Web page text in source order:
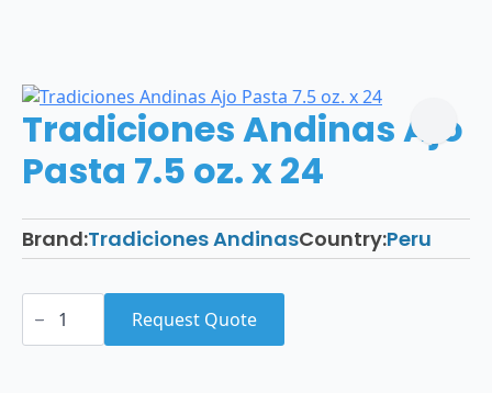
Tradiciones Andinas Ajo
Pasta 7.5 oz. x 24
Brand:Tradiciones AndinasCountry:Peru
Tradiciones
Andinas
Pasta
Request Quote